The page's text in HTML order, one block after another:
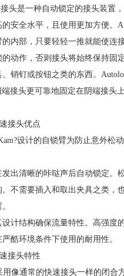
头是一种自动锁定的接头装置
安全水平，且使用更加方便。
内部，只要轻轻一推就能使连
动作，否则接头将始终保持固
销钉或按钮之类的东西。
接头更可靠地固定在阴端接头
接头优点
设计的自锁臂为防止意外松
出清晰的咔哒声后自动锁定。
。不需要插入和取出夹具之类，
计结构确保流量特性。高强度
酷环境条件下使用的耐用性。
接头特性
像通常的快速接头一样的闭合